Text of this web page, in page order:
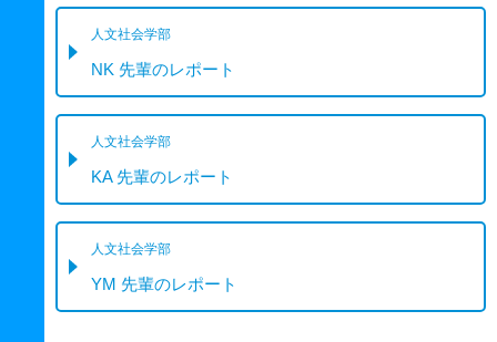
人文社会学部
NK 先輩のレポート
人文社会学部
KA 先輩のレポート
人文社会学部
YM 先輩のレポート